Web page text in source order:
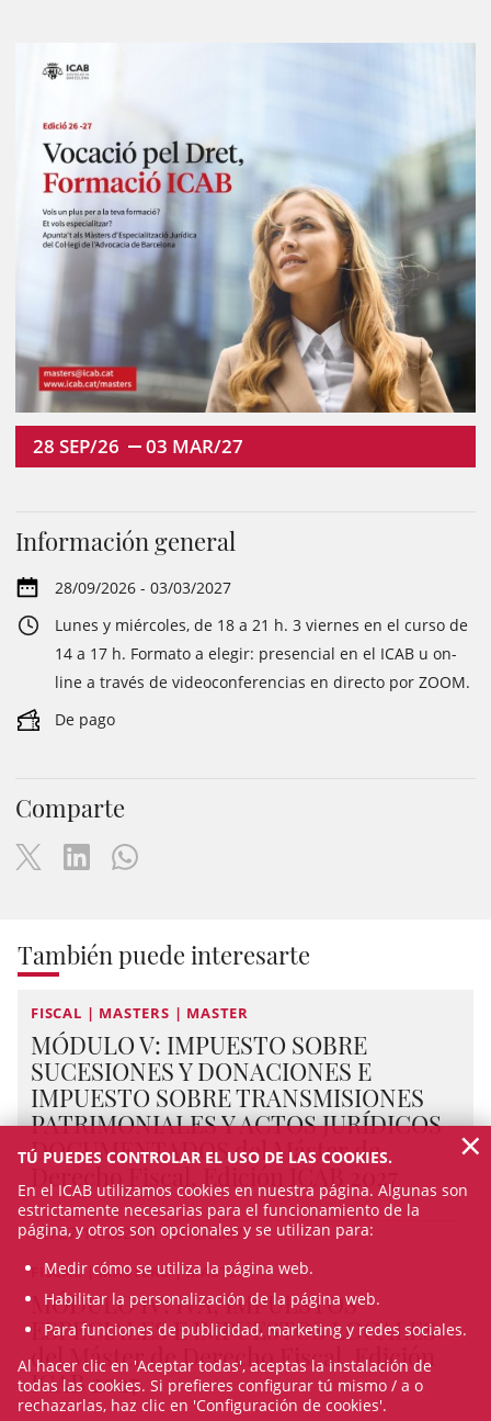
28 SEP/26 03 MAR/27
Información general
28/09/2026 - 03/03/2027
Lunes y miércoles, de 18 a 21 h. 3 viernes en el curso de
14 a 17 h. Formato a elegir: presencial en el ICAB u on-
line a través de videoconferencias en directo por ZOOM.
De pago
Comparte
También puede interesarte
FISCAL | MASTERS | MASTER
MÓDULO V: IMPUESTO SOBRE
SUCESIONES Y DONACIONES E
IMPUESTO SOBRE TRANSMISIONES
PATRIMONIALES Y ACTOS JURÍDICOS
DOCUMENTADOS del Máster de
Derecho Fiscal, Edición ICAB 2027
Del 27/10/2027 al 15/12/2027
FISCAL | MASTERS | MASTER
MÓDULO IV: IVA, IMPUESTOS
ESPECIALES E IMPUESTOS LOCALES
del Máster de Derecho Fiscal, Edición
ICAB 2027
TÚ PUEDES CONTROLAR EL USO DE LAS COOKIES.
En el ICAB utilizamos cookies en nuestra página. Algunas son
estrictamente necesarias para el funcionamiento de la
página, y otros son opcionales y se utilizan para:
Medir cómo se utiliza la página web.
Habilitar la personalización de la página web.
Para funciones de publicidad, marketing y redes sociales.
Al hacer clic en 'Aceptar todas', aceptas la instalación de
todas las cookies. Si prefieres configurar tú mismo / a o
rechazarlas, haz clic en 'Configuración de cookies'.
×